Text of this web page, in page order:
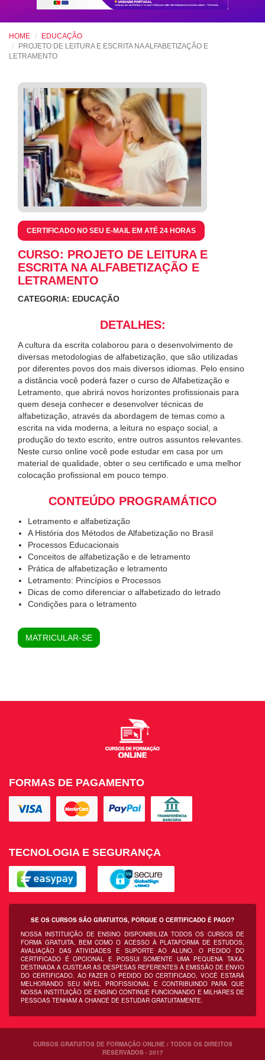
HOME
EDUCAÇÃO
PROJETO DE LEITURA E ESCRITA NA ALFABETIZAÇÃO E
LETRAMENTO
CERTIFICADO NO SEU E-MAIL EM ATÉ 24 HORAS
CURSO: PROJETO DE LEITURA E
ESCRITA NA ALFABETIZAÇÃO E
LETRAMENTO
CATEGORIA: EDUCAÇÃO
DETALHES:
A cultura da escrita colaborou para o desenvolvimento de
diversas metodologias de alfabetização, que são utilizadas
por diferentes povos dos mais diversos idiomas. Pelo ensino
a distância você poderá fazer o curso de Alfabetização e
Letramento, que abrirá novos horizontes profissionais para
quem deseja conhecer e desenvolver técnicas de
alfabetização, através da abordagem de temas como a
escrita na vida moderna, a leitura no espaço social, a
produção do texto escrito, entre outros assuntos relevantes.
Neste curso online você pode estudar em casa por um
material de qualidade, obter o seu certificado e uma melhor
colocação profissional em pouco tempo.
CONTEÚDO PROGRAMÁTICO
Letramento e alfabetização
A História dos Métodos de Alfabetização no Brasil
Processos Educacionais
Conceitos de alfabetização e de letramento
Prática de alfabetização e letramento
Letramento: Princípios e Processos
Dicas de como diferenciar o alfabetizado do letrado
Condições para o letramento
MATRICULAR-SE
FORMAS DE PAGAMENTO
TECNOLOGIA E SEGURANÇA
SE OS CURSOS SÃO GRATUITOS, PORQUE O CERTIFICADO É PAGO?
NOSSA INSTITUIÇÃO DE ENSINO DISPONIBILIZA TODOS OS CURSOS DE
FORMA GRATUITA, BEM COMO O ACESSO À PLATAFORMA DE ESTUDOS,
AVALIAÇÃO DAS ATIVIDADES E SUPORTE AO ALUNO. O PEDIDO DO
CERTIFICADO É OPCIONAL E POSSUI SOMENTE UMA PEQUENA TAXA,
DESTINADA A CUSTEAR AS DESPESAS REFERENTES À EMISSÃO DE ENVIO
DO CERTIFICADO. AO FAZER O PEDIDO DO CERTIFICADO, VOCÊ ESTARÁ
MELHORANDO SEU NÍVEL PROFISSIONAL E CONTRIBUINDO PARA QUE
NOSSA INSTITUIÇÃO DE ENSINO CONTINUE FUNCIONANDO E MILHARES DE
PESSOAS TENHAM A CHANCE DE ESTUDAR GRATUITAMENTE.
CURSOS GRATUITOS DE FORMAÇÃO ONLINE / TODOS OS DIREITOS
RESERVADOS - 2017